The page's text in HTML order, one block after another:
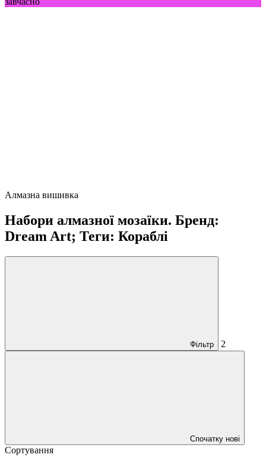
Алмазна вишивка
Набори алмазної мозаїки. Бренд:
Dream Art; Теги: Кораблі
Фільтр 2
Спочатку нові
Сортування